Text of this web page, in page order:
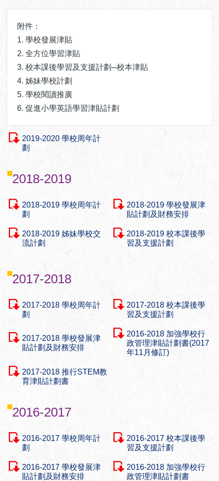
附件：
1. 學校發展津貼
2. 全方位學習津貼
3. 校本課後學習及支援計劃─校本津貼
4. 姊妹學校計劃
5. 學校閱讀推廣
6. 促進小學英語學習津貼計劃
2019-2020 學校周年計
劃
2018-2019
2018-2019 學校周年計
劃
2018-2019 學校發展津
貼計劃及財務安排
2018-2019 姊妹學校交
流計劃
2018-2019 校本課後學
習及支援計劃
2017-2018
2017-2018 學校周年計
劃
2017-2018 校本課後學
習及支援計劃
2017-2018 學校發展津
貼計劃及財務安排
2016-2018 加強學校行
政管理津貼計劃書(2017
年11月修訂)
2017-2018 推行STEM教
育津貼計劃書
2016-2017
2016-2017 學校周年計
劃
2016-2017 校本課後學
習及支援計劃
2016-2017 學校發展津
貼計劃及財務安排
2016-2018 加強學校行
政管理津貼計劃書